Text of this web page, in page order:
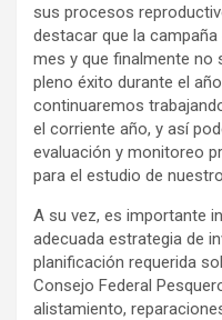
sus procesos
destacar que la
mes y que finalmente no
pleno éxito durante el
continuaremos
el corriente año, y así
evaluación y monitoreo
para el estudio de
A su vez, es importante
adecuada estrategia de
planificación requerida
Consejo Federal
alistamiento,